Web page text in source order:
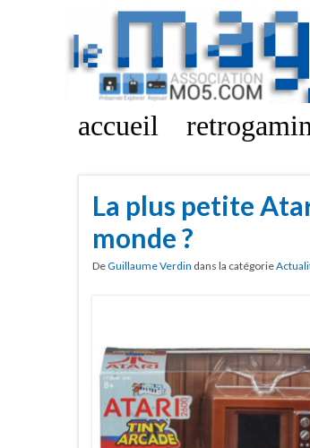
accueil
La plus petite
monde ?
DeGuillaume Verdin dans la catégorie